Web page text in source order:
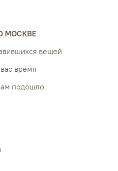
МОСКВЕ
вещей
время
подошло